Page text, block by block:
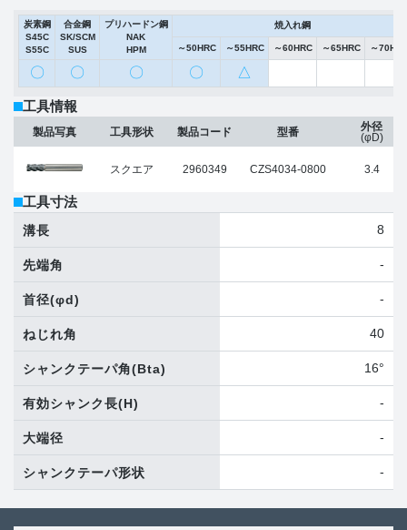
炭素鋼
S45C
S55C
合金鋼
SK/SCM
SUS
プリハードン鋼
NAK
HPM
焼入れ鋼
～50HRC ～55HRC ～60HRC ～65HRC ～
〇 〇 〇 〇 △
工具情報
製品写真 工具形状
スクエア
製品コード
2960349
型番
CZS4034-0800
外径
(φD)
3.4
工具寸法
溝長 8
先端角 -
首径(φd) -
ねじれ角 40
シャンクテーパ角(Bta) 16°
有効シャンク長(H) -
大端径 -
シャンクテーパ形状 -